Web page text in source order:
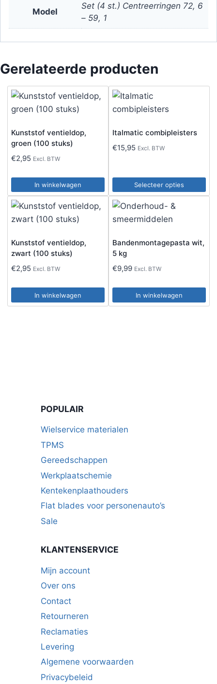
Model
Set (4 st.) Centreerringen 72, 6
– 59, 1
Gerelateerde producten
Kunststof ventieldop,
groen (100 stuks)
€2,95 Excl. BTW
In winkelwagen
Italmatic combipleisters
€15,95 Excl. BTW
Selecteer opties
Dit
product
heeft
variaties.
Deze
kan
gekozen
Kunststof ventieldop,
zwart (100 stuks)
€2,95 Excl. BTW
In winkelwagen
Bandenmontagepasta wit,
5 kg
€9,99 Excl. BTW
In winkelwagen
POPULAIR
Wielservice materialen
TPMS
Gereedschappen
Werkplaatschemie
Kentekenplaathouders
Flat blades voor personenauto’s
Sale
KLANTENSERVICE
Mijn account
Over ons
Contact
Retourneren
Reclamaties
Levering
Algemene voorwaarden
Privacybeleid